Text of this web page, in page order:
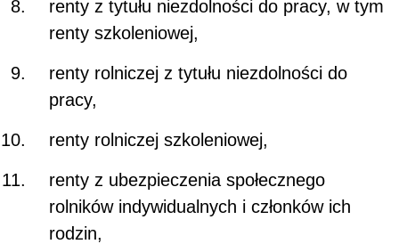
renty z tytułu niezdolności do pracy, w tym
renty szkoleniowej,
renty rolniczej z tytułu niezdolności do
pracy,
renty rolniczej szkoleniowej,
renty z ubezpieczenia społecznego
rolników indywidualnych i członków ich
rodzin,